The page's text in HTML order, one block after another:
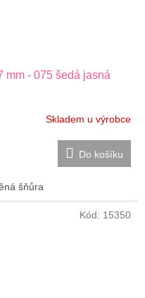
mm - 075 šedá jasná
Skladem u výrobce
Do košíku
šňůra
Kód: 15350